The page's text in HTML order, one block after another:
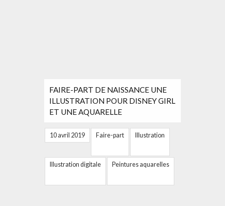
FAIRE-PART DE NAISSANCE UNE
ILLUSTRATION POUR DISNEY GIRL
ET UNE AQUARELLE
10 avril 2019 Faire-part Illustration
Illustration digitale Peintures aquarelles